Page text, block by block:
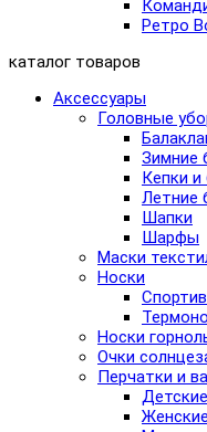
Ретро
каталог товаров
Аксессуары
Головные
Зимние
Кепки
Летние
Шапки
Шарфы
Маски
Носки
Носки
Очки
Перчатки и